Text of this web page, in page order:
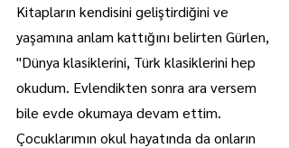
Kitapların kendisini geliştirdiğini ve
yaşamına anlam kattığını belirten Gürlen,
"Dünya klasiklerini, Türk klasiklerini hep
okudum. Evlendikten sonra ara versem
bile evde okumaya devam ettim.
Çocuklarımın okul hayatında da onların